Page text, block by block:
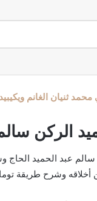
ثنيان الغانم
الركن
سالم عبد الحميد الحاج
وشرح طريقة توما